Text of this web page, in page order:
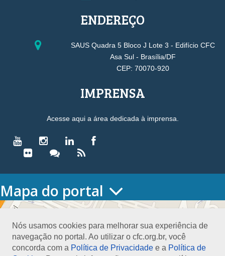
Nós usamos cookies para melhorar sua experiência de
navegação no portal. Ao utilizar o cfc.org.br, você
concorda com a Política de Privacidade e a Política de
ENDEREÇO
SAUS Quadra 5 Bloco J Lote 3 - Edifício CFC
Asa Sul - Brasília/DF
CEP: 70070-920
IMPRENSA
Acesse aqui a área dedicada à imprensa.
Mapa do portal
HOME
Conselho Diretor
Nossa Sede
Planejamento